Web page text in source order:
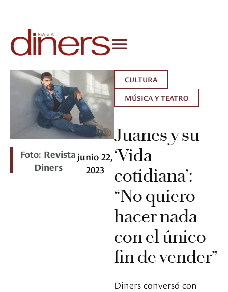
Foto: Revista
Diners
junio 22,
2023
CULTURA
MÚSICA Y TEATRO
Juanes y su
‘Vida
cotidiana’:
“No quiero
hacer nada
con el único
fin de vender”
Diners conversó con